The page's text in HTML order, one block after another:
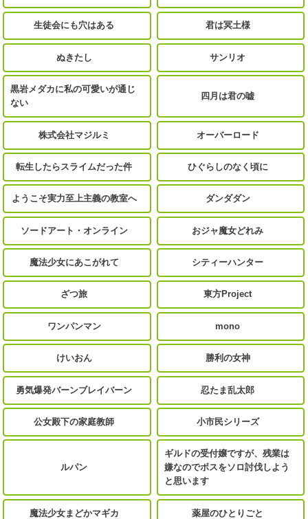
生徒会にも穴はある 君は冥土様
ぬきたし サンリオ
黒岩メダカに私の可愛いが通じ
ない
四月は君の嘘
株式会社マジルミ オーバーロード
転生したらスライムだった件 ひぐらしのなく頃に
ようこそ実力至上主義の教室へ ダンダダン
ソードアート・オンライン おジャ魔女どれみ
魔法少女にあこがれて シティーハンター
ざつ旅 東方Project
ワンパンマン mono
けいおん 勝利の女神
勇気爆発バーンブレイバーン 忍たま乱太郎
公女殿下の家庭教師 小市民シリーズ
ルパン
ギルドの受付嬢ですが、残業は
嫌なのでボスをソロ討伐しよう
と思います
魔法少女まどかマギカ 薬屋のひとりごと